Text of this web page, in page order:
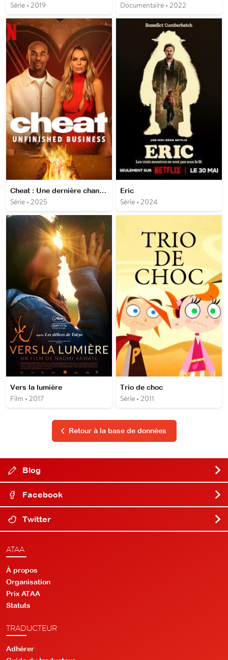
Série • 2019 Documentaire • 2022
Cheat : Une dernière chance ?
Série • 2025
Eric
Série • 2024
Vers la lumière
Film • 2017
Trio de choc
Série • 2011
Retour à la base de données
Blog
Facebook
Twitter
ATAA
À propos
Organisation
Prix ATAA
Statuts
TRADUCTEUR
Adhérer